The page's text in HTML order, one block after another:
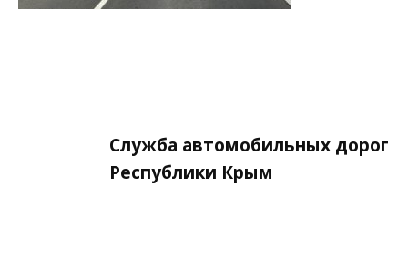
Служба автомобильных дорог
Республики Крым